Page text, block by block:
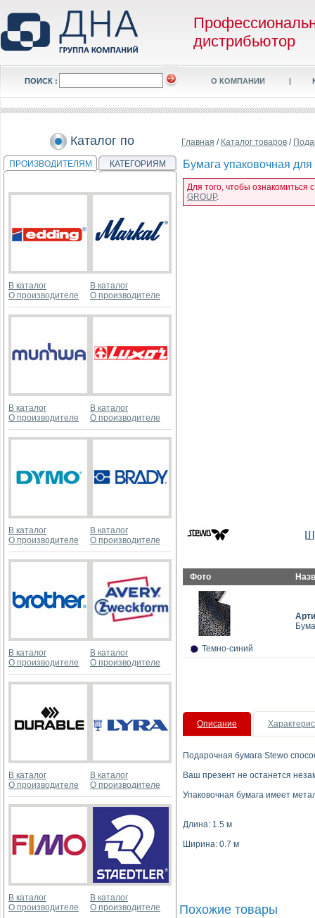
дистрибьютор
ПОИСК : О КОМПАНИИ |
Каталог по
ПРОИЗВОДИТЕЛЯМ КАТЕГОРИЯМ
В каталог
О производителе
В каталог
О производителе
В каталог
О производителе
В каталог
О производителе
В каталог
О производителе
В каталог
О производителе
В каталог
О производителе
В каталог
О производителе
В каталог
О производителе
В каталог
О производителе
В каталог
О производителе
В каталог
О производителе
Главная / Каталог товаров /
Бумага упаковочная
Для того, чтобы ознакомиться
GROUP.
Фото
Темно-синий
Описание
Подарочная бумага Stewo
Ваш презент не останется
Упаковочная бумага имеет
Длина: 1.5 м
Ширина: 0.7 м
Похожие товары